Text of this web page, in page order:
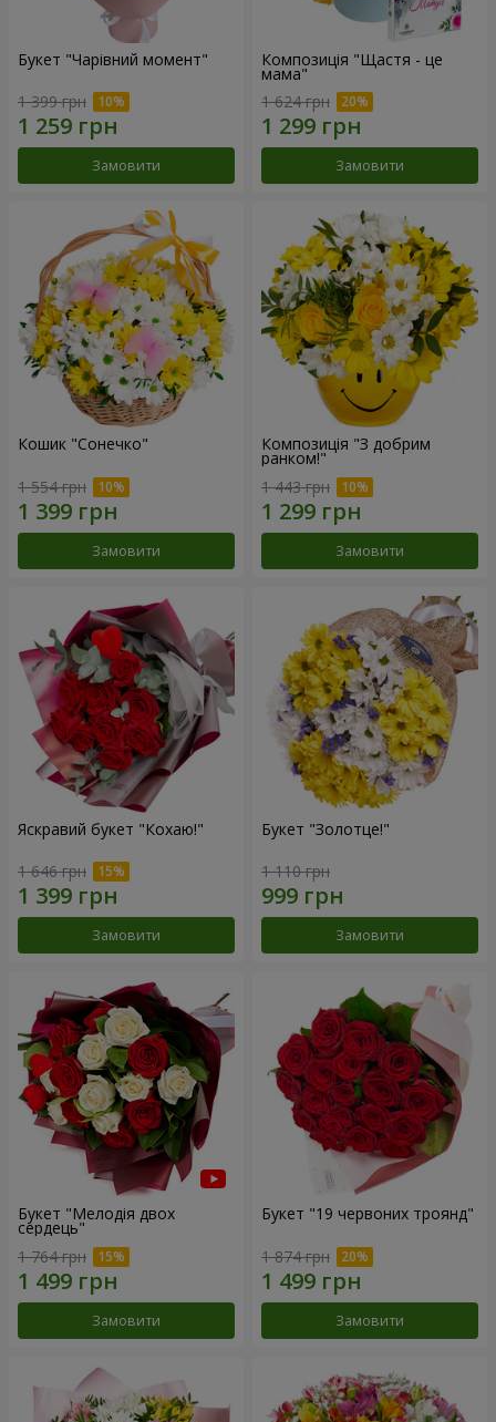
Букет "Чарівний момент"
1 399 грн
Замовити
Композиція "Щастя - це
мама"
1 624 грн
Замовити
Кошик "Сонечко"
1 554 грн
Замовити
Композиція "З добрим
ранком!"
1 443 грн
Замовити
Яскравий букет "Кохаю!"
1 646 грн
Замовити
Букет "Золотце!"
1 110 грн
Замовити
Букет "Мелодія двох
сердець"
1 764 грн
Замовити
Букет "19 червоних троянд"
1 874 грн
Замовити